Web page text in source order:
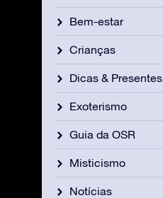
Bem-estar
Crianças
Dicas & Presentes
Exoterismo
Guia da OSR
Misticismo
Notícias